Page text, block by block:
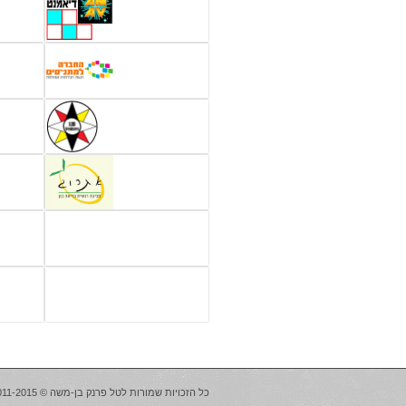
כל הזכויות שמורות לטל פרנק בן-משה © WiseWay® 2011-2015 |